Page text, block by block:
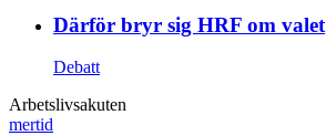
Därför bryr sig HRF om valet
Debatt
Arbetslivsakuten
mertid